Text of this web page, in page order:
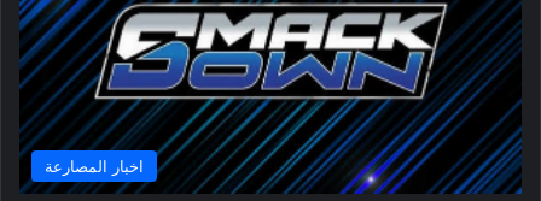
اخبار المصارعة